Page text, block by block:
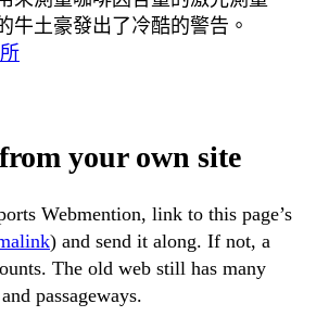
牛土豪發出了冷酷的警告。
your own site
Webmention, link to this page’s
) and send it along. If not, a
The old web still has many
passageways.